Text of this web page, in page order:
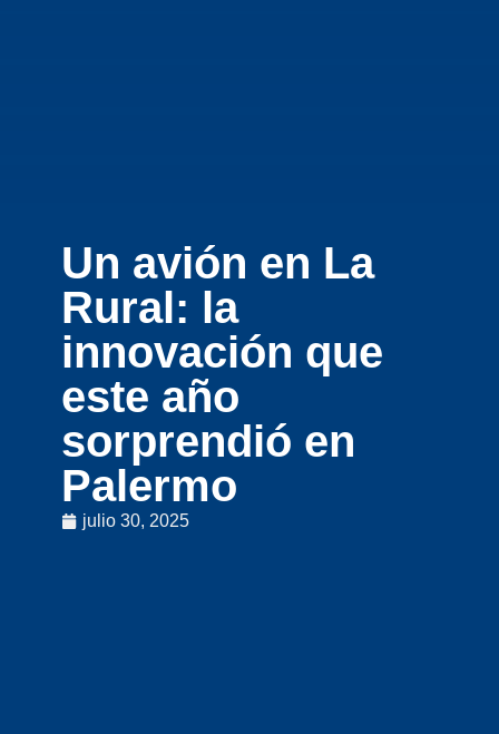
Un avión en La
Rural: la
innovación que
este año
sorprendió en
Palermo
julio 30, 2025